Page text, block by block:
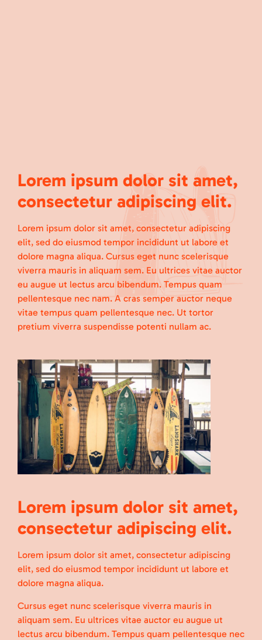
Lorem ipsum dolor sit amet,
consectetur adipiscing elit.
Lorem ipsum dolor sit amet, consectetur adipiscing
elit, sed do eiusmod tempor incididunt ut labore et
dolore magna aliqua. Cursus eget nunc scelerisque
viverra mauris in aliquam sem. Eu ultrices vitae auctor
eu augue ut lectus arcu bibendum. Tempus quam
pellentesque nec nam. A cras semper auctor neque
vitae tempus quam pellentesque nec. Ut tortor
pretium viverra suspendisse potenti nullam ac.
Lorem ipsum dolor sit amet,
consectetur adipiscing elit.
Lorem ipsum dolor sit amet, consectetur adipiscing
elit, sed do eiusmod tempor incididunt ut labore et
dolore magna aliqua.
Cursus eget nunc scelerisque viverra mauris in
aliquam sem. Eu ultrices vitae auctor eu augue ut
lectus arcu bibendum. Tempus quam pellentesque nec